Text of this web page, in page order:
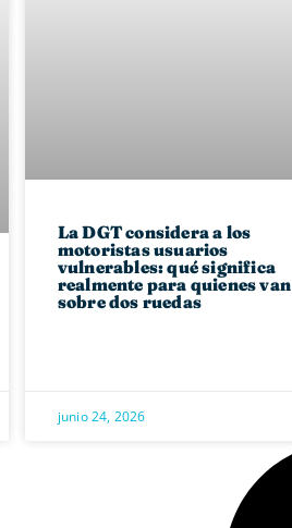
La DGT considera a los
motoristas usuarios
vulnerables: qué significa
realmente para quienes van
sobre dos ruedas
junio 24, 2026